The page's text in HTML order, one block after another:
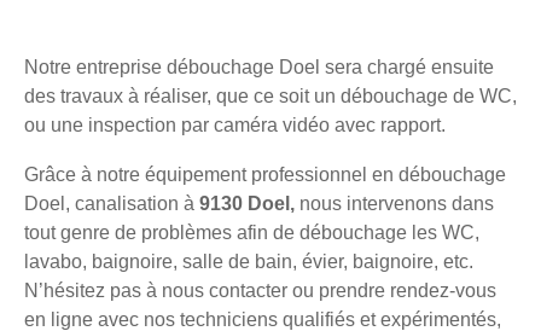
Notre entreprise débouchage Doel sera chargé ensuite
des travaux à réaliser, que ce soit un débouchage de WC,
ou une inspection par caméra vidéo avec rapport.
Grâce à notre équipement professionnel en débouchage
Doel, canalisation à 9130 Doel, nous intervenons dans
tout genre de problèmes afin de débouchage les WC,
lavabo, baignoire, salle de bain, évier, baignoire, etc.
N’hésitez pas à nous contacter ou prendre rendez-vous
en ligne avec nos techniciens qualifiés et expérimentés,